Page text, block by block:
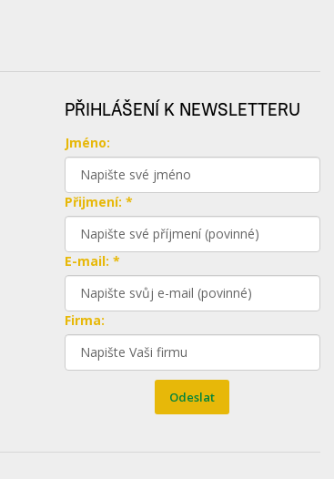
3 996,75 Kč
-9.4%
2 497,64 Kč
-9.4%
1 213,84 Kč
1 468,75 Kč s DPH
-9.4%
57 171,72 Kč
69 177,78 Kč s DPH
PŘIHLÁŠENÍ K NEWSLETTERU
Jméno:
Přijmení: *
E-mail: *
Firma:
Odeslat